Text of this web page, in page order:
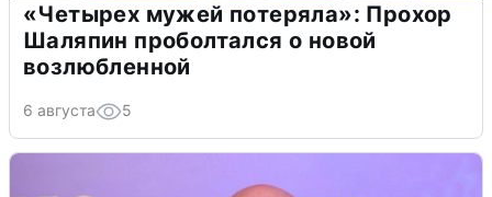
«Четырех мужей потеряла»: Прохор
Шаляпин проболтался о новой
возлюбленной
6 августа 5